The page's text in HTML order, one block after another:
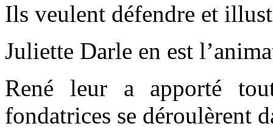
Ils veulent défendre et
Juliette Darle en est
René leur a apporté
fondatrices se déroulèrent